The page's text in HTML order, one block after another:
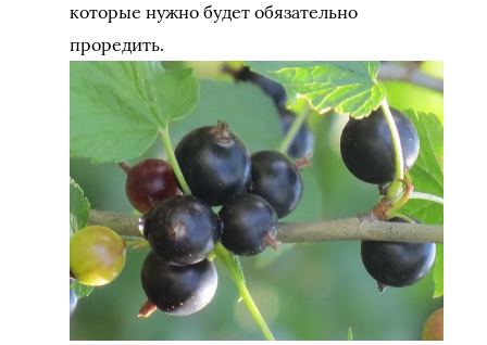
которые нужно будет обязательно
проредить.